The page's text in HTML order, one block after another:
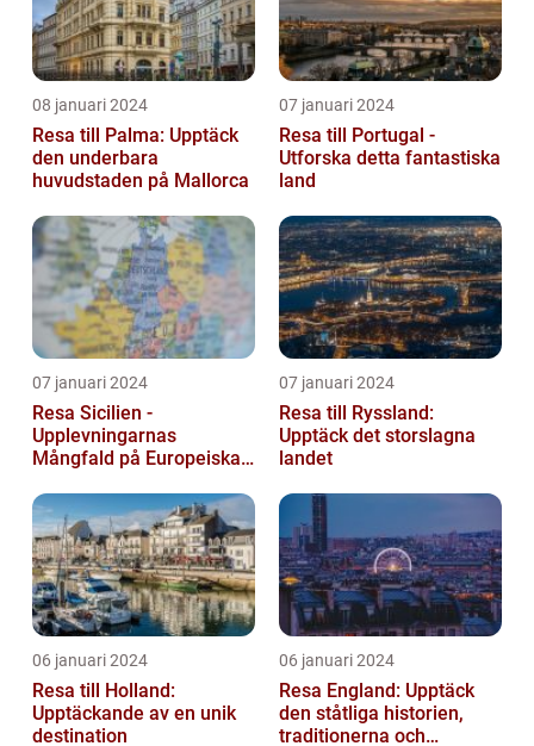
08 januari 2024
Resa till Palma: Upptäck
den underbara
huvudstaden på Mallorca
07 januari 2024
Resa till Portugal -
Utforska detta fantastiska
land
07 januari 2024
Resa Sicilien -
Upplevningarnas
Mångfald på Europeiska
07 januari 2024
Resa till Ryssland:
Upptäck det storslagna
landet
06 januari 2024
Resa till Holland:
Upptäckande av en unik
destination
06 januari 2024
Resa England: Upptäck
den ståtliga historien,
traditionerna och